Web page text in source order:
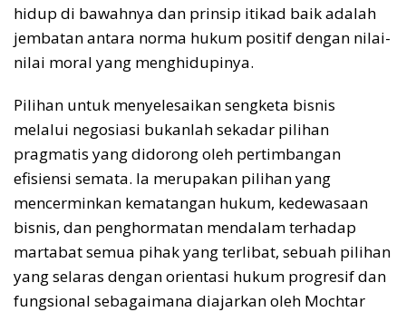
hidup di bawahnya dan prinsip itikad baik adalah
jembatan antara norma hukum positif dengan nilai-
nilai moral yang menghidupinya.
Pilihan untuk menyelesaikan sengketa bisnis
melalui negosiasi bukanlah sekadar pilihan
pragmatis yang didorong oleh pertimbangan
efisiensi semata. Ia merupakan pilihan yang
mencerminkan kematangan hukum, kedewasaan
bisnis, dan penghormatan mendalam terhadap
martabat semua pihak yang terlibat, sebuah pilihan
yang selaras dengan orientasi hukum progresif dan
fungsional sebagaimana diajarkan oleh Mochtar